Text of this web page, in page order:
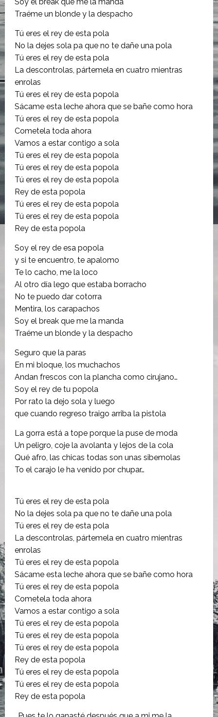
Traéme un blonde y la despacho
Tú eres el rey de esta pola
No la dejes sola pa que no te dañe una pola
Tú eres el rey de esta pola
La descontrolas, pártemela en cuatro mientras
enrolas
Tú eres el rey de esta popola
Sácame esta leche ahora que se bañe como hora
Tú eres el rey de esta popola
Cometela toda ahora
Vamos a estar contigo a sola
Tú eres el rey de esta popola
Tú eres el rey de esta popola
Tú eres el rey de esta popola
Rey de esta popola
Tú eres el rey de esta popola
Tú eres el rey de esta popola
Rey de esta popola
Soy el rey de esa popola
y si te encuentro, te apalomo
Te lo cacho, me la loco
Al otro día lego que estaba borracho
No te puedo dar cotorra
Mentira, los carapachos
Soy el break que me la manda
Traéme un blonde y la despacho
Seguro que la paras
En mi bloque, los muchachos
Andan frescos con la plancha como cirujano…
Soy el rey de tu popola
Por rato la dejo sola y luego
que cuando regreso traigo arriba la pistola
La gorra está a tope porque la puse de moda
Un peligro, coje la avolanta y lejos de la cola
Qué afro, las chicas todas son unas sibemolas
To el carajo le ha venido por chupar…
Tú eres el rey de esta pola
No la dejes sola pa que no te dañe una pola
Tú eres el rey de esta pola
La descontrolas, pártemela en cuatro mientras
enrolas
Tú eres el rey de esta popola
Sácame esta leche ahora que se bañe como hora
Tú eres el rey de esta popola
Cometela toda ahora
Vamos a estar contigo a sola
Tú eres el rey de esta popola
Tú eres el rey de esta popola
Tú eres el rey de esta popola
Rey de esta popola
Tú eres el rey de esta popola
Tú eres el rey de esta popola
Rey de esta popola